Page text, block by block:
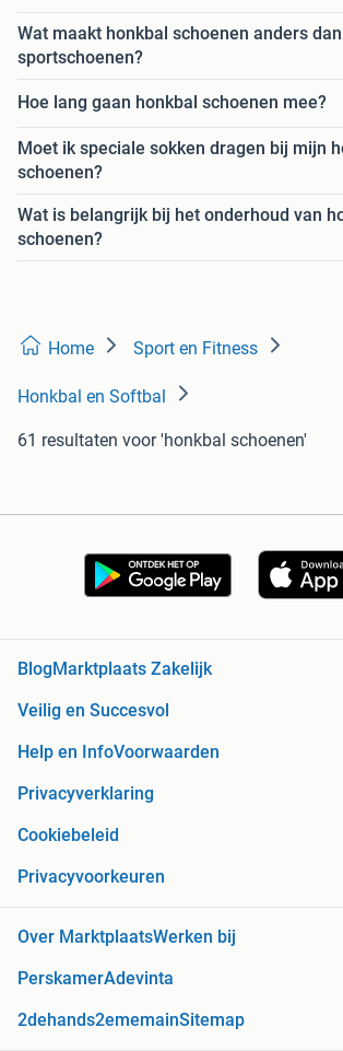
Wat maakt honkbal schoenen anders
sportschoenen?
Hoe lang gaan honkbal schoenen mee?
Moet ik speciale sokken dragen bij mijn
schoenen?
Wat is belangrijk bij het onderhoud van
schoenen?
Home Sport en Fitness
Honkbal en Softbal
61 resultaten voor 'honkbal schoenen'
BlogMarktplaats Zakelijk
Veilig en Succesvol
Help en InfoVoorwaarden
Privacyverklaring
Cookiebeleid
Privacyvoorkeuren
Over MarktplaatsWerken bij
PerskamerAdevinta
2dehands2ememainSitemap